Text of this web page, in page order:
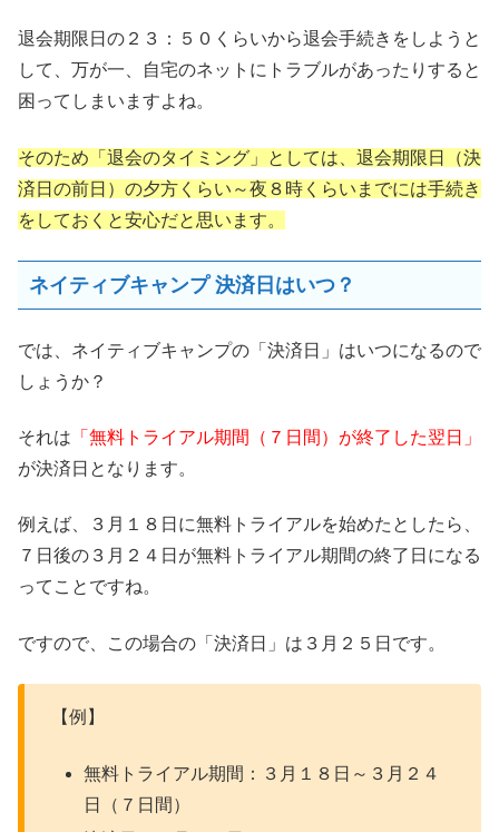
退会期限日の２３：５０くらいから退会手続きをしようと
して、万が一、自宅のネットにトラブルがあったりすると
困ってしまいますよね。
そのため「退会のタイミング」としては、退会期限日（決
済日の前日）の夕方くらい～夜８時くらいまでには手続き
をしておくと安心だと思います。
ネイティブキャンプ 決済日はいつ？
では、ネイティブキャンプの「決済日」はいつになるので
しょうか？
それは 「無料トライアル期間（７日間）が終了した翌日」
が決済日となります。
例えば、３月１８日に無料トライアルを始めたとしたら、
７日後の３月２４日が無料トライアル期間の終了日になる
ってことですね。
ですので、この場合の「決済日」は３月２５日です。
【例】
無料トライアル期間：３月１８日～３月２４
日（７日間）